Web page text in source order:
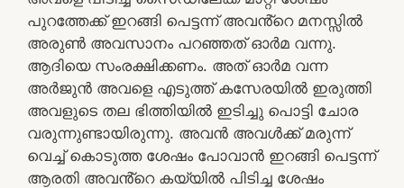
പുറത്തേക്ക് ഇറങ്ങി പെട്ടന്ന് അവൻ്റെ മനസ്സിൽ
അരുൺ അവസാനം പറഞ്ഞത് ഓർമ വന്നു.
ആദിയെ സംരക്ഷിക്കണം. അത് ഓർമ വന്ന
അർജുൻ അവളെ എടുത്ത് കസേരയിൽ ഇരുത്തി
അവളുടെ തല ഭിത്തിയിൽ ഇടിച്ചു പൊട്ടി ചോര
വരുന്നുണ്ടായിരുന്നു. അവൻ അവൾക്ക് മരുന്ന്
വെച്ച് കൊടുത്ത ശേഷം പോവാൻ ഇറങ്ങി പെട്ടന്ന്
ആരതി അവൻ്റെ കയ്യിൽ പിടിച്ച ശേഷം